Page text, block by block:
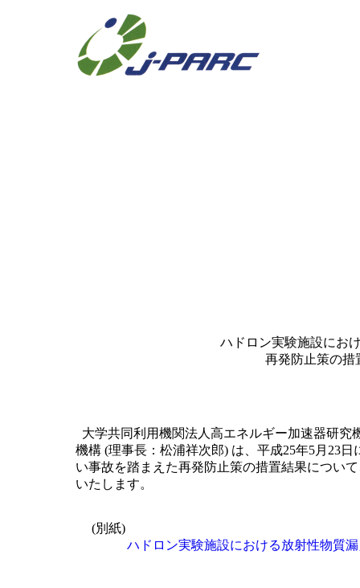
ハドロン実験施設にお
再発防止策の措
大学共同利用機関法人高エネルギー加速器研
機構 (理事長：松浦祥次郎) は、平成25年5月23
い事故を踏まえた再発防止策の措置結果につい
いたします。
(別紙)
ハドロン実験施設における放射性物質